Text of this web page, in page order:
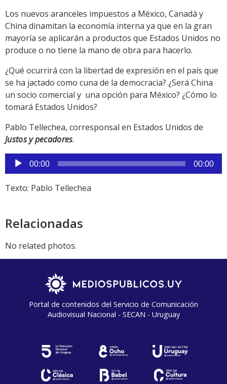
Los nuevos aranceles impuestos a México, Canadá y
China dinamitan la economía interna ya que en la gran
mayoría se aplicarán a productos que Estados Unidos no
produce o no tiene la mano de obra para hacerlo.
¿Qué ocurrirá con la libertad de expresión en el país que
se ha jactado como cuna de la democracia? ¿Será China
un socio comercial y una opción para México? ¿Cómo lo
tomará Estados Unidos?
Pablo Tellechea, corresponsal en Estados Unidos de
Justos y pecadores.
Reproductor
de
audio
00:00 00:00
Texto: Pablo Tellechea
Relacionadas
No related photos.
Portal de contenidos del Servicio de Comunicación
Audiovisual Nacional - SECAN - Uruguay